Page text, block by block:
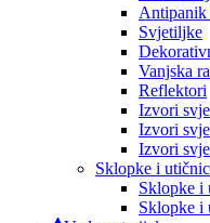
Antipanik
Svjetiljke
Vanjska
Reflektori
Izvori
Izvori
Izvori
Sklopke i
Sklopke
Sklopke i